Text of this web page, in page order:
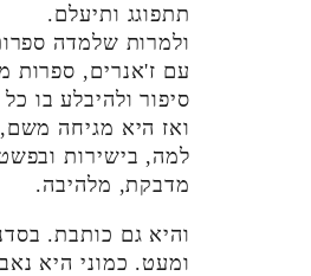
תתפוגג ותיעלם.
ולמרות שלמדה
עם ז'אנרים, ספרות
סיפור ולהיבלע בו
ואז היא מגיחה
למה, בישירות
מדבקת, מלהיבה.
והיא גם כותבת.
ומעט. כמוני היא